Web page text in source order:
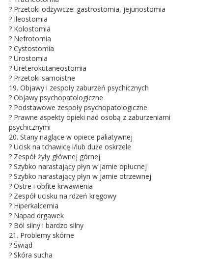
? Przetoki odżywcze: gastrostomia, jejunostomia
? Ileostomia
? Kolostomia
? Nefrotomia
? Cystostomia
? Urostomia
? Ureterokutaneostomia
? Przetoki samoistne
19. Objawy i zespoły zaburzeń psychicznych
? Objawy psychopatologiczne
? Podstawowe zespoły psychopatologiczne
? Prawne aspekty opieki nad osobą z zaburzeniami
psychicznymi
20. Stany naglące w opiece paliatywnej
? Ucisk na tchawicę i/lub duże oskrzele
? Zespół żyły głównej górnej
? Szybko narastający płyn w jamie opłucnej
? Szybko narastający płyn w jamie otrzewnej
? Ostre i obfite krwawienia
? Zespół ucisku na rdzeń kręgowy
? Hiperkalcemia
? Napad drgawek
? Ból silny i bardzo silny
21. Problemy skórne
? Świąd
? Skóra sucha